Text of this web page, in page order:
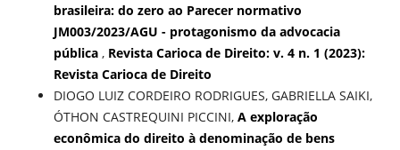
brasileira: do zero ao Parecer normativo
JM003/2023/AGU - protagonismo da advocacia
pública , Revista Carioca de Direito: v. 4 n. 1 (2023):
Revista Carioca de Direito
DIOGO LUIZ CORDEIRO RODRIGUES, GABRIELLA SAIKI,
ÓTHON CASTREQUINI PICCINI, A exploração
econômica do direito à denominação de bens